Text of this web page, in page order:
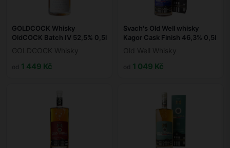
GOLDCOCK Whisky
OldCOCK Batch IV 52,5% 0,5l
GOLDCOCK Whisky
1 449 Kč
Svach's Old Well whisky
Kagor Cask Finish 46,3% 0,5l
Old Well Whisky
1 049 Kč